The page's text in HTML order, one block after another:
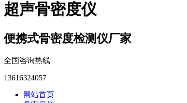
超声骨密度仪
便携式骨密度检测仪厂家
全国咨询热线
13616324057
网站首页